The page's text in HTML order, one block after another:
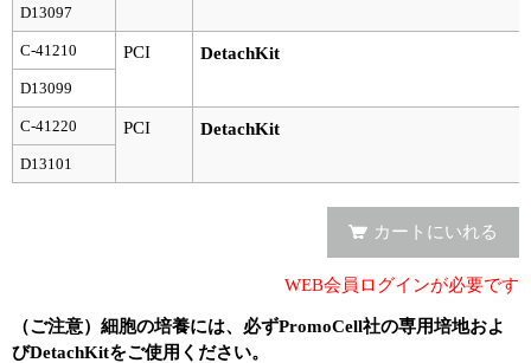
Q&A
D13097
C-41210 PCI DetachKit
D13099
C-41220 PCI DetachKit
D13101
カートにいれる
WEB会員ログインが必要です
（ご注意）細胞の培養には、必ずPromoCell社の専用培地およ
びDetachKitをご使用ください。